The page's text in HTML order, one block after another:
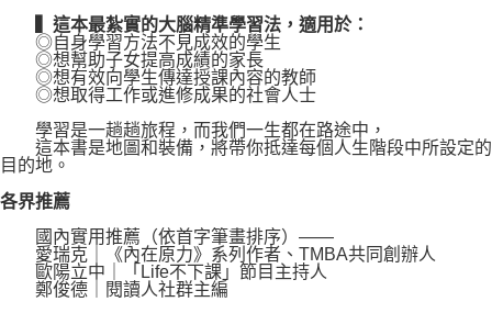
▍這本最紮實的大腦精準學習法，適用於：
◎自身學習方法不見成效的學生
◎想幫助子女提高成績的家長
◎想有效向學生傳達授課內容的教師
◎想取得工作或進修成果的社會人士
學習是一趟趟旅程，而我們一生都在路途中，
這本書是地圖和裝備，將帶你抵達每個人生階段中所設定的
目的地。
各界推薦
國內實用推薦（依首字筆畫排序）——
愛瑞克｜《內在原力》系列作者、TMBA共同創辦人
歐陽立中｜「Life不下課」節目主持人
鄭俊德｜閱讀人社群主編